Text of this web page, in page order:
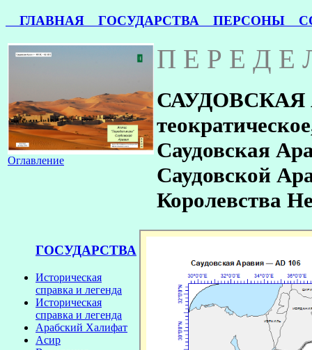
ГЛАВНАЯ ГОСУДАРСТВА ПЕРСОНЫ
Оглавление
П Е Р Е Д Е
САУДОВСКАЯ
Саудовская
Саудовской
Королевства
ГОСУДАРСТВА
Историческая
справка и легенда
Историческая
справка и легенда
Арабский Халифат
Асир